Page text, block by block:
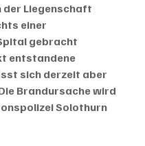
der Liegenschaft
einer
gebracht
entstandene
sich derzeit aber
Brandursache wird
Solothurn